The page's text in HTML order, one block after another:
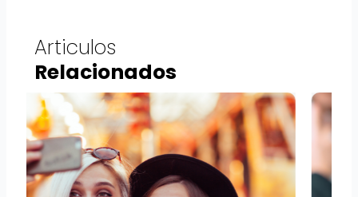
Articulos
Relacionados